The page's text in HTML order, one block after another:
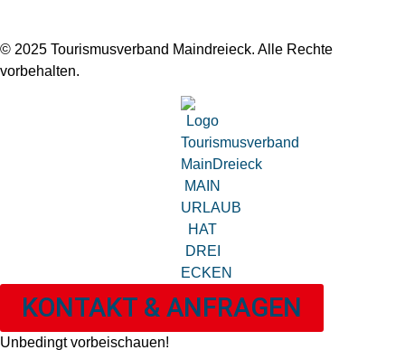
© 2025 Tourismusverband Maindreieck. Alle Rechte
vorbehalten.
KONTAKT & ANFRAGEN
Unbedingt vorbeischauen!